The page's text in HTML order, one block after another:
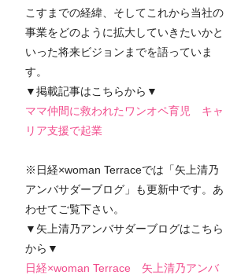
こすまでの経緯、そしてこれから当社の
事業をどのように拡大していきたいかと
いった将来ビジョンまでを語っていま
す。
▼掲載記事はこちらから▼
ママ仲間に救われたワンオペ育児　キャ
リア支援で起業
※日経×woman Terraceでは「矢上清乃
アンバサダーブログ」も更新中です。あ
わせてご覧下さい。
▼矢上清乃アンバサダーブログはこちら
から▼
日経×woman Terrace　矢上清乃アンバ